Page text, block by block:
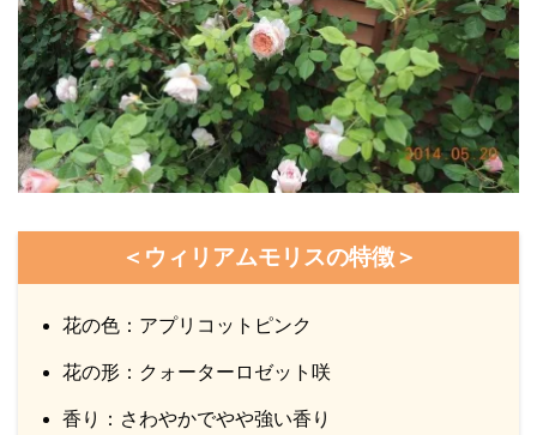
＜ウィリアムモリスの特徴＞
花の色：アプリコットピンク
花の形：クォーターロゼット咲
香り：さわやかでやや強い香り